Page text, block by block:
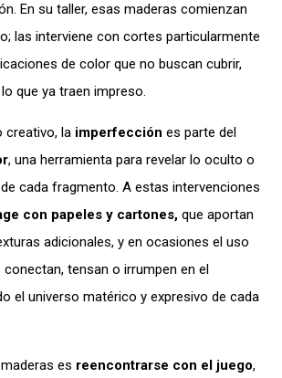
En su taller, esas maderas comienzan
las interviene con cortes particularmente
de color que no buscan cubrir,
que ya traen impreso.
creativo, la imperfección es parte del
, una herramienta para revelar lo oculto o
cada fragmento. A estas intervenciones
con papeles y cartones, que aportan
adicionales, y en ocasiones el uso
conectan, tensan o irrumpen en el
el universo matérico y expresivo de cada
es reencontrarse con el juego,